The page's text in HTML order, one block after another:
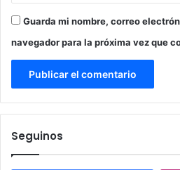
Guarda mi nombre, correo
navegador para la próxima vez que
Seguinos